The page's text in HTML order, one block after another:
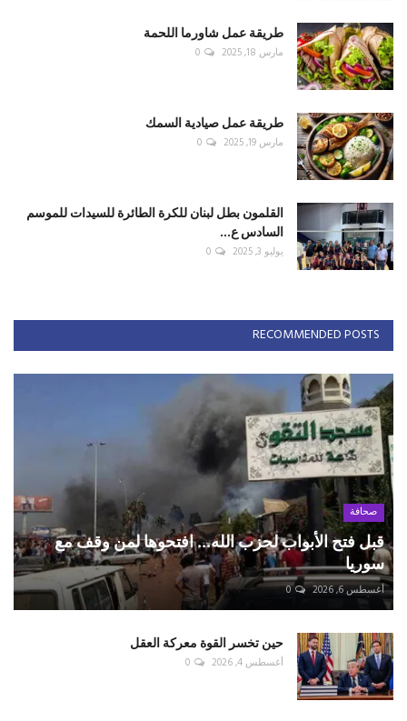
طريقة عمل شاورما اللحمة
مارس 18, 2025 0
طريقة عمل صيادية السمك
مارس 19, 2025 0
القلمون بطل لبنان للكرة الطائرة للسيدات للموسم
السادس ع...
يوليو 3, 2025 0
RECOMMENDED POSTS
صحافة
قبل فتح الأبواب لحزب الله... افتحوها لمن وقف مع
سوريا
أغسطس 6, 2026 0
حين تخسر القوة معركة العقل
أغسطس 4, 2026 0